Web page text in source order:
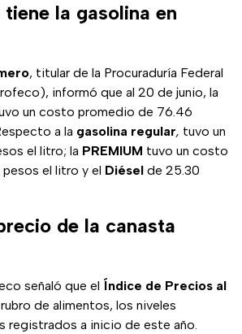
la gasolina en
, titular de la Procuraduría Federal
informó que al 20 de junio, la
un costo promedio de 76.46
a la gasolina regular, tuvo un
el litro; la PREMIUM tuvo un costo
el litro y el Diésel de 25.30
de la canasta
señaló que el Índice de Precios al
de alimentos, los niveles
registrados a inicio de este año.